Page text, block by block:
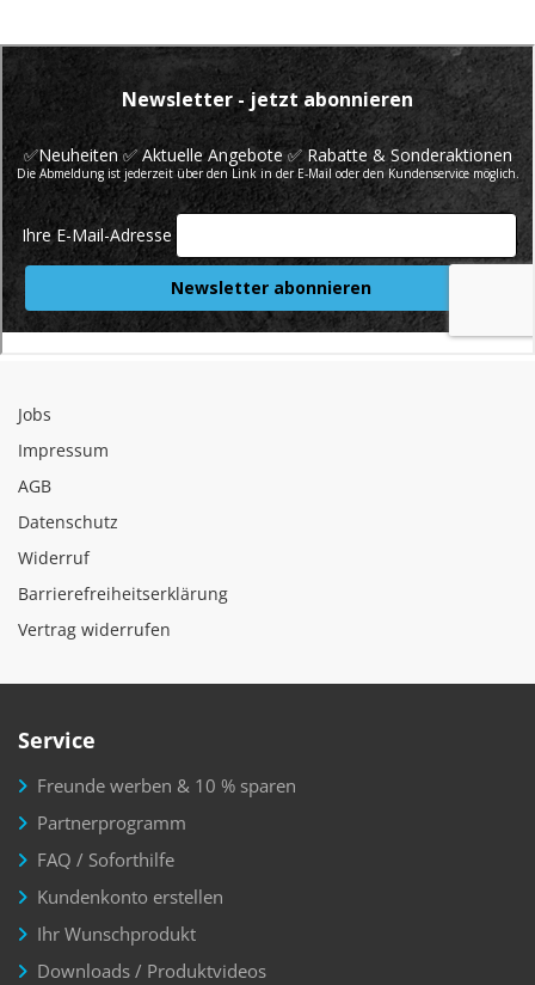
Jobs
Impressum
AGB
Datenschutz
Widerruf
Barrierefreiheitserklärung
Vertrag widerrufen
Service
Freunde werben & 10 % sparen
Partnerprogramm
FAQ / Soforthilfe
Kundenkonto erstellen
Ihr Wunschprodukt
Downloads / Produktvideos